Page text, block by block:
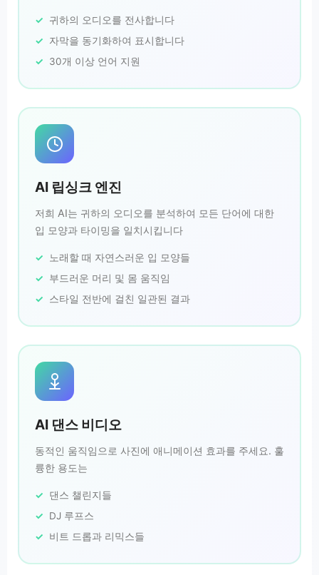
귀하의 오디오를 전사합니다
자막을 동기화하여 표시합니다
30개 이상 언어 지원
AI 립싱크 엔진
저희 AI는 귀하의 오디오를 분석하여 모든 단어에 대한
입 모양과 타이밍을 일치시킵니다
노래할 때 자연스러운 입 모양들
부드러운 머리 및 몸 움직임
스타일 전반에 걸친 일관된 결과
AI 댄스 비디오
동적인 움직임으로 사진에 애니메이션 효과를 주세요. 훌
륭한 용도는
댄스 챌린지들
DJ 루프스
비트 드롭과 리믹스들